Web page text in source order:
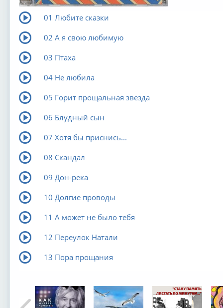
01 Любите сказки
02 А я свою любимую
03 Птаха
04 Не любила
05 Горит прощальная звезда
06 Блудный сын
07 Хотя бы приснись...
08 Скандал
09 Дон-река
10 Долгие проводы
11 А может не было тебя
12 Переулок Натали
13 Пора прощания